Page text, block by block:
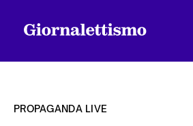
PROPAGANDA LIVE